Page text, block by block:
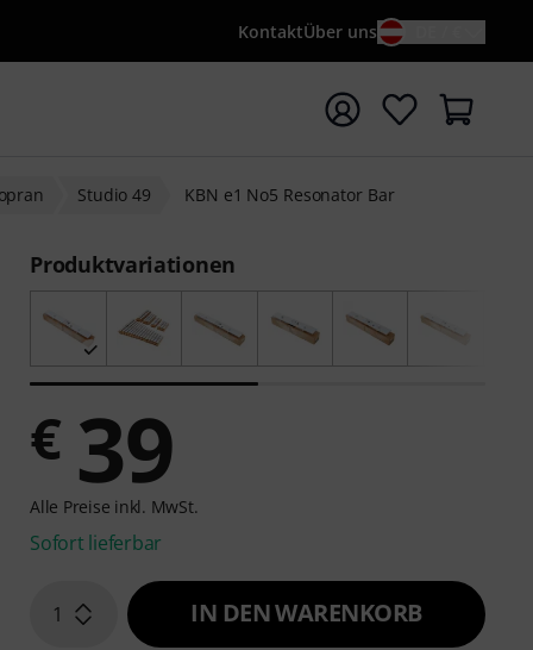
KontaktÜber uns
mit Suchwort {searchTerm} starten
Studio 49 KBN e1 No5 Resonator Bar
Produktvariationen
€ 39
Alle Preise inkl. MwSt.
Sofort lieferbar
1 IN DEN WARENKORB